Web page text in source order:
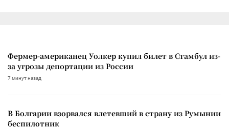
Фермер-американец Уолкер купил билет в Стамбул из-
за угрозы депортации из России
7 минут назад
В Болгарии взорвался влетевший в страну из Румынии
беспилотник